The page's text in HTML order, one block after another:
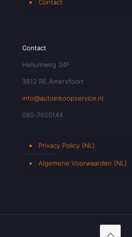
Contact
Contact
Heliumweg 34F
3812 RE Amersfoort
info@autoinkoopservice.nl
085-7600144
Privacy Policy (NL)
Algemene Voorwaarden (NL)